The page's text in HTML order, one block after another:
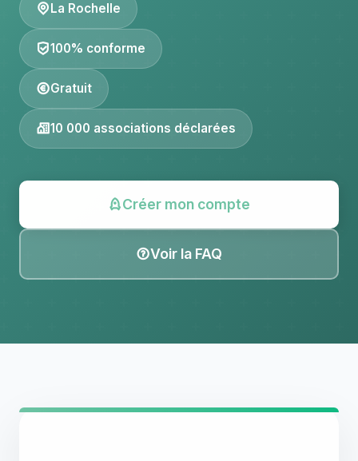
La Rochelle
100% conforme
Gratuit
10 000 associations déclarées
Créer mon compte
Voir la FAQ